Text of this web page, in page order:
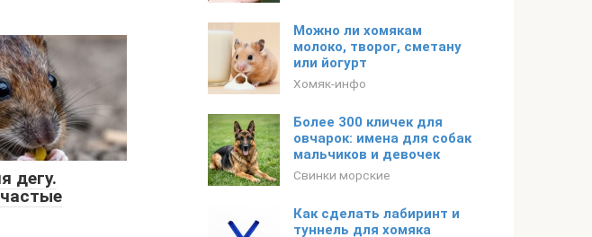
дегу.
Можно ли хомякам
молоко, творог, сметану
или йогурт
Хомяк-инфо
Более 300 кличек для
овчарок: имена для собак
мальчиков и девочек
Свинки морские
Как сделать лабиринт и
туннель для хомяка